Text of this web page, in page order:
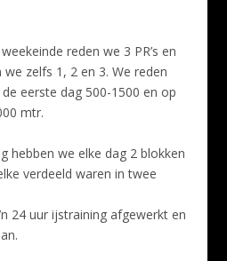
reden we 3 PR’s en
zelfs 1, 2 en 3. We reden
eerste dag 500-1500 en op
mtr.
hebben we elke dag 2 blokken
verdeeld waren in twee
24 uur ijstraining afgewerkt en